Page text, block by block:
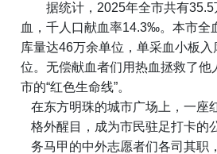
据统计， 2025年全市共有35.5
血，千人口献血率14.3‰。本市全
库量达46万余单位，单采血小板入
位。无偿献血者们用热血拯救了他
市的“红色生命线”。
在东方明珠的城市广场上，一座
格外醒目，成为市民驻足打卡的
务马甲的中外志愿者们各司其职